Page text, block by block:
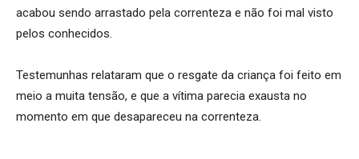
acabou sendo arrastado pela correnteza e não foi mal visto
pelos conhecidos.
Testemunhas relataram que o resgate da criança foi feito em
meio a muita tensão, e que a vítima parecia exausta no
momento em que desapareceu na correnteza.